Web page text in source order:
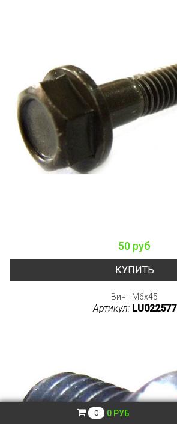
50 руб
КУПИТЬ
Винт М6х45
Артикул: LU022577
0 0 РУБ